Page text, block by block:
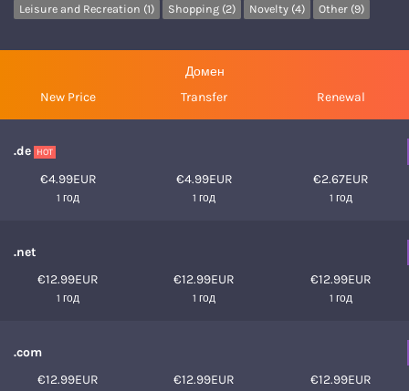
Leisure and Recreation (1)
Shopping (2) Novelty (4) Other (9)
Домен
New Price
Transfer Renewal
.de HOT
€4.99EUR
1 год
€4.99EUR
1 год
€2.67EUR
1 год
.net
€12.99EUR
1 год
€12.99EUR
1 год
€12.99EUR
1 год
.com
€12.99EUR
€12.99EUR €12.99EUR